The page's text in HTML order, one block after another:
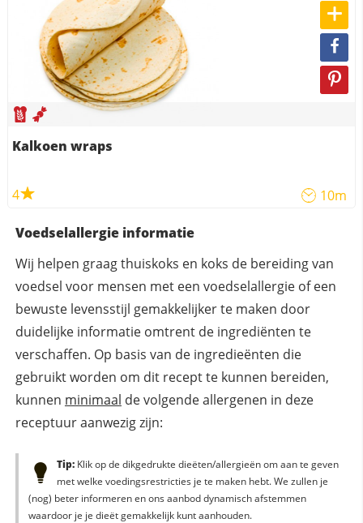
Kalkoen wraps
4 10m
Voedselallergie informatie
Wij helpen graag thuiskoks en koks de bereiding van
voedsel voor mensen met een voedselallergie of een
bewuste levensstijl gemakkelijker te maken door
duidelijke informatie omtrent de ingrediënten te
verschaffen. Op basis van de ingredieënten die
gebruikt worden om dit recept te kunnen bereiden,
kunnen minimaal de volgende allergenen in deze
receptuur aanwezig zijn:
Tip:Klik op de dikgedrukte dieëten/allergieën om aan te geven
met welke voedingsrestricties je te maken hebt. We zullen je
(nog) beter informeren en ons aanbod dynamisch afstemmen
waardoor je je dieët gemakkelijk kunt aanhouden.